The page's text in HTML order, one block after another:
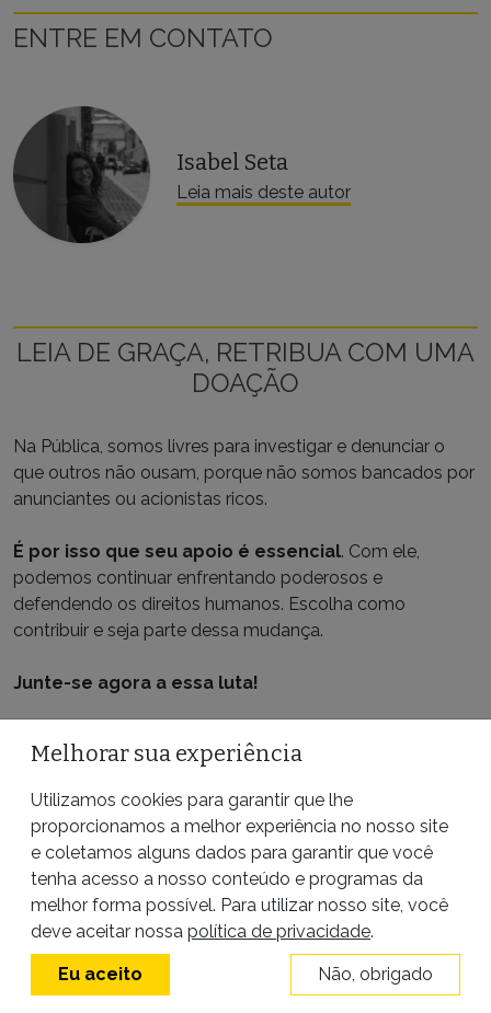
ENTRE EM CONTATO
Isabel Seta
Leia mais deste autor
LEIA DE GRAÇA, RETRIBUA COM UMA
DOAÇÃO
Na Pública, somos livres para investigar e denunciar o
que outros não ousam, porque não somos bancados por
anunciantes ou acionistas ricos.
É por isso que seu apoio é essencial. Com ele,
podemos continuar enfrentando poderosos e
defendendo os direitos humanos. Escolha como
contribuir e seja parte dessa mudança.
Junte-se agora a essa luta!
PONTUAL
MENSAL
ANUAL
R$ 25 R$ 50
Melhorar sua experiência
Utilizamos cookies para garantir que lhe
proporcionamos a melhor experiência no nosso site
e coletamos alguns dados para garantir que você
tenha acesso a nosso conteúdo e programas da
melhor forma possível. Para utilizar nosso site, você
deve aceitar nossa política de privacidade.
Eu aceito Não, obrigado